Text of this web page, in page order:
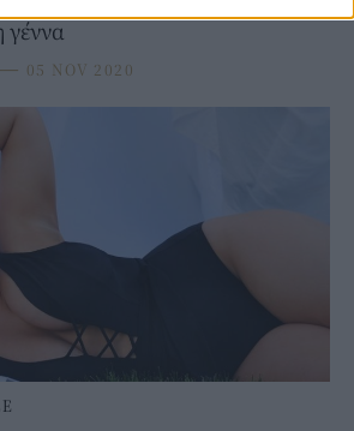
γέννα
05 NOV 2020